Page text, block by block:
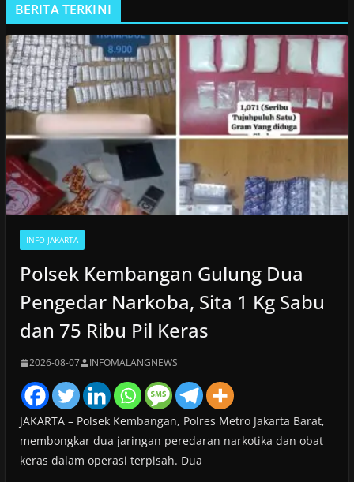
BERITA TERKINI
INFO JAKARTA
Polsek Kembangan Gulung Dua
Pengedar Narkoba, Sita 1 Kg Sabu
dan 75 Ribu Pil Keras
2026-08-07 INFOMALANGNEWS
JAKARTA – Polsek Kembangan, Polres Metro Jakarta Barat,
membongkar dua jaringan peredaran narkotika dan obat
keras dalam operasi terpisah. Dua